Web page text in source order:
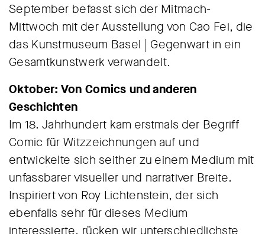
September befasst sich der Mitmach-
Mittwoch mit der Ausstellung von Cao Fei, die
das Kunstmuseum Basel | Gegenwart in ein
Gesamtkunstwerk verwandelt.
Oktober: Von Comics und anderen
Geschichten
Im 18. Jahrhundert kam erstmals der Begriff
Comic für Witzzeichnungen auf und
entwickelte sich seither zu einem Medium mit
unfassbarer visueller und narrativer Breite.
Inspiriert von Roy Lichtenstein, der sich
ebenfalls sehr für dieses Medium
interessierte, rücken wir unterschiedlichste